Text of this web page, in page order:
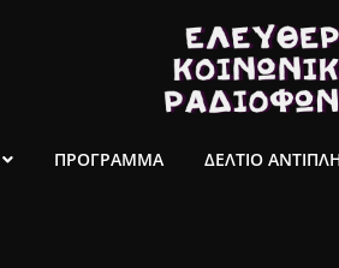
ΠΡΟΓΡΑΜΜΑ ΔΕΛΤΙΟ